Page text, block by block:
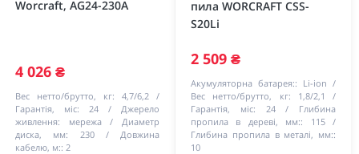
Worcraft, AG24-230A
4 026 ₴
Вес нетто/брутто, кг:
4,7/6,2
Гарантія, міс:
24
Джерело
живлення:
мережа
Диаметр
диска, мм:
230
Довжина
кабелю, м:: 2
пила WORCRAFT CSS-
S20Li
2 509 ₴
Акумуляторна батарея:: Li-ion
Вес нетто/брутто, кг:
1,8/2,1
Гарантія, міс:
24
Глибина
пропила в дереві, мм::
115
Глибина пропила в металі, мм::
10